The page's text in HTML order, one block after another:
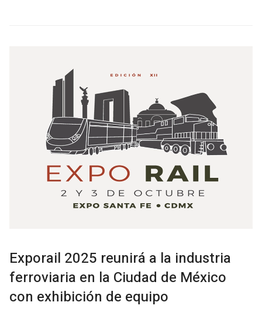
Exporail 2025 reunirá a la industria
ferroviaria en la Ciudad de México
con exhibición de equipo